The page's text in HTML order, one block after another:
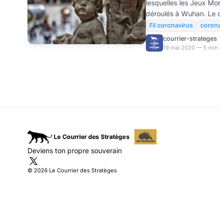
lesquelles les Jeux
déroulés à Wuhan. Le
moment-là ? Des
cette occasion ? Ont-
leur retour. Ces questions
Fil coronavirus
courrier-strateges
19 mai 2020 — 5 min
Deviens ton propre souverain
© 2026 Le Courrier des Stratèges